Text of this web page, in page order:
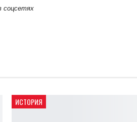
соцсетях
ИСТОРИЯ